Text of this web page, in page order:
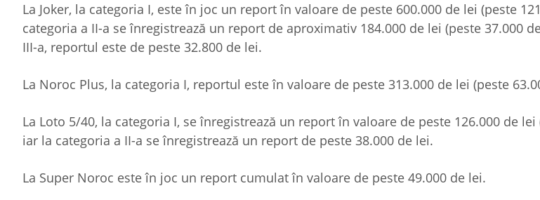
La Joker, la categoria I, este în joc un report în valoare de peste 600.000 de lei (peste
categoria a II-a se înregistrează un report de aproximativ 184.000 de lei (peste 37.000
III-a, reportul este de peste 32.800 de lei.
La Noroc Plus, la categoria I, reportul este în valoare de peste 313.000 de lei (peste
La Loto 5/40, la categoria I, se înregistrează un report în valoare de peste 126.000 de lei
iar la categoria a II-a se înregistrează un report de peste 38.000 de lei.
La Super Noroc este în joc un report cumulat în valoare de peste 49.000 de lei.